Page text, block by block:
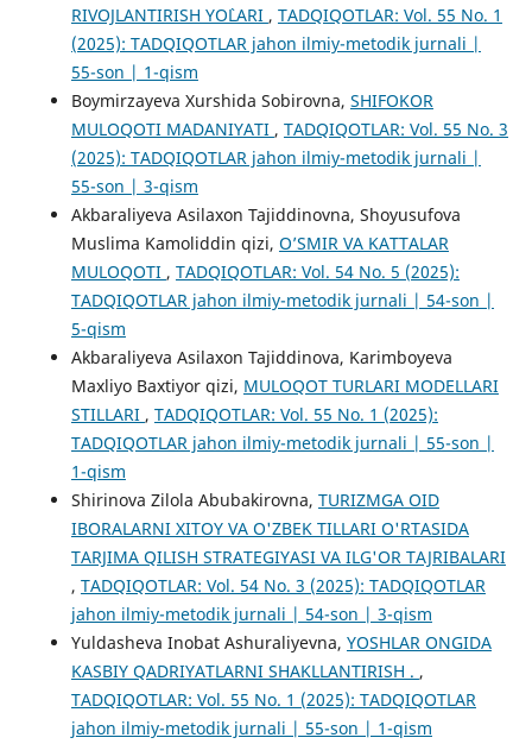
RIVOJLANTIRISH YO`LARI , TADQIQOTLAR: Vol. 55 No. 1
(2025): TADQIQOTLAR jahon ilmiy-metodik jurnali |
55-son | 1-qism
Boymirzayeva Xurshida Sobirovna, SHIFOKOR
MULOQOTI MADANIYATI , TADQIQOTLAR: Vol. 55 No. 3
(2025): TADQIQOTLAR jahon ilmiy-metodik jurnali |
55-son | 3-qism
Akbaraliyeva Asilaxon Tajiddinovna, Shoyusufova
Muslima Kamoliddin qizi, O’SMIR VA KATTALAR
MULOQOTI , TADQIQOTLAR: Vol. 54 No. 5 (2025):
TADQIQOTLAR jahon ilmiy-metodik jurnali | 54-son |
5-qism
Akbaraliyeva Asilaxon Tajiddinova, Karimboyeva
Maxliyo Baxtiyor qizi, MULOQOT TURLARI MODELLARI
STILLARI , TADQIQOTLAR: Vol. 55 No. 1 (2025):
TADQIQOTLAR jahon ilmiy-metodik jurnali | 55-son |
1-qism
Shirinova Zilola Abubakirovna, TURIZMGA OID
IBORALARNI XITOY VA O'ZBEK TILLARI O'RTASIDA
TARJIMA QILISH STRATEGIYASI VA ILG'OR TAJRIBALARI
, TADQIQOTLAR: Vol. 54 No. 3 (2025): TADQIQOTLAR
jahon ilmiy-metodik jurnali | 54-son | 3-qism
Yuldasheva Inobat Ashuraliyevna, YOSHLAR ONGIDA
KASBIY QADRIYATLARNI SHAKLLANTIRISH . ,
TADQIQOTLAR: Vol. 55 No. 1 (2025): TADQIQOTLAR
jahon ilmiy-metodik jurnali | 55-son | 1-qism